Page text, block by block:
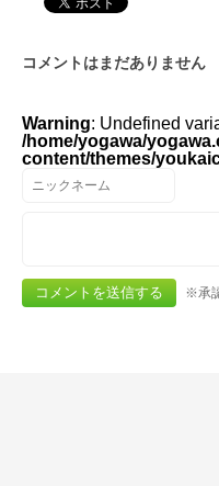
コメントはまだありません
Warning: Undefined
/home/yogawa/
content/themes/
※承